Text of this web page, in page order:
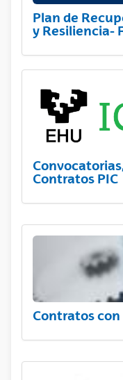
Plan de
y Resiliencia-
Contratos PIC
Contratos